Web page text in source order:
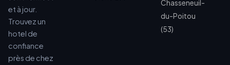
et à jour.
Trouvez un
hotel de
confiance
près de chez
Chasseneuil-
du-Poitou
(53)